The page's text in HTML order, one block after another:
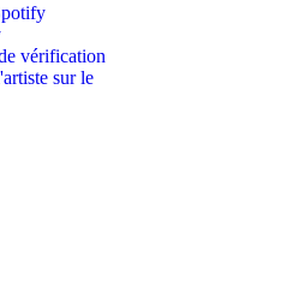
vérification
sur le